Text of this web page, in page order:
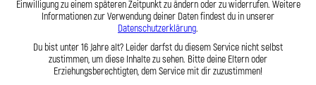
Haltbarkeit, Präzision und Fahrgefühl auf höchstem Niveau vereint.
Hier zu unserem Video „Stahlflex vs. Gummi“
Einwilligung zu einem späteren Zeitpunkt zu ändern oder zu widerrufen. Weitere
Informationen zur Verwendung deiner Daten findest du in unserer
Datenschutzerklärung.
Du bist unter 16 Jahre alt? Leider darfst du diesem Service nicht selbst
zustimmen, um diese Inhalte zu sehen. Bitte deine Eltern oder
Erziehungsberechtigten, dem Service mit dir zuzustimmen!